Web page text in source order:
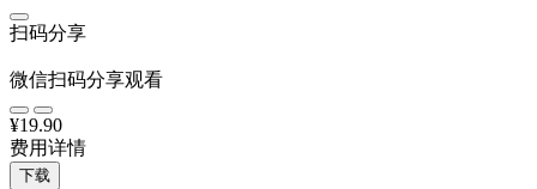
扫码分享
微信扫码分享观看
¥19.90
费用详情
下载